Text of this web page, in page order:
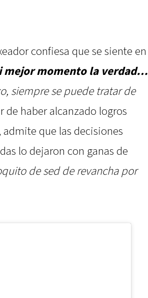
confiesa que se siente en
mejor momento la verdad…
siempre se puede tratar de
de haber alcanzado logros
que las decisiones
lo dejaron con ganas de
de sed de revancha por